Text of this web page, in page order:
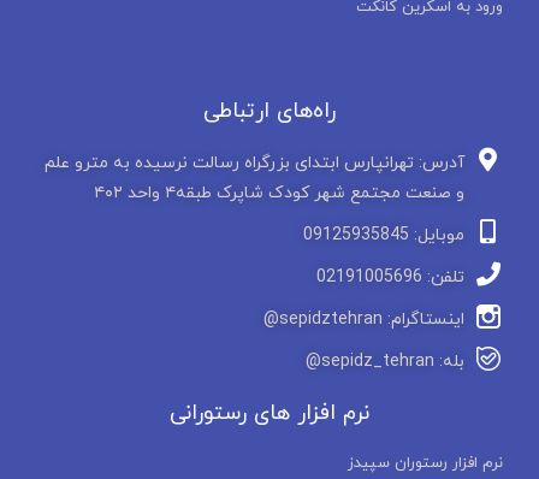
ورود به اسکرین کانکت
راه‌های ارتباطی
آدرس: تهرانپارس ابتدای بزرگراه رسالت نرسیده به مترو علم
و صنعت مجتمع شهر کودک شاپرک طبقه۴ واحد ۴۰۲
موبایل: 09125935845
تلفن: 02191005696
اینستاگرام: sepidztehran@
بله: sepidz_tehran@
نرم افزار های رستورانی
نرم افزار رستوران سپیدز